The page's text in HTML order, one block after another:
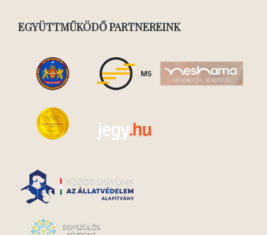
EGYÜTTMŰKÖDŐ PARTNEREINK